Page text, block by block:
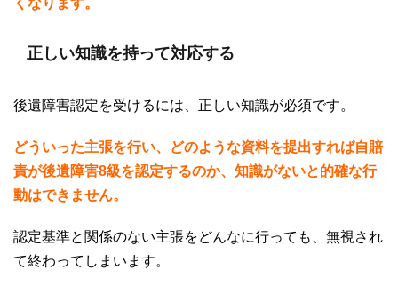
くなります。
正しい知識を持って対応する
後遺障害認定を受けるには、正しい知識が必須です。
どういった主張を行い、どのような資料を提出すれば自賠
責が後遺障害8級を認定するのか、知識がないと的確な行
動はできません。
認定基準と関係のない主張をどんなに行っても、無視され
て終わってしまいます。